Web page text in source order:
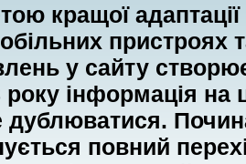
кращої
пристроях
у сайту
року інформація на
дублюватися.
повний